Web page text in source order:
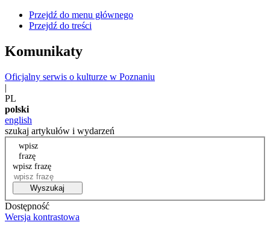
Przejdź do menu głównego
Przejdź do treści
Komunikaty
Oficjalny serwis o kulturze w Poznaniu
|
PL
polski
english
szukaj artykułów i wydarzeń
wpisz
frazę
wpisz frazę
Wyszukaj
Dostępność
Wersja kontrastowa